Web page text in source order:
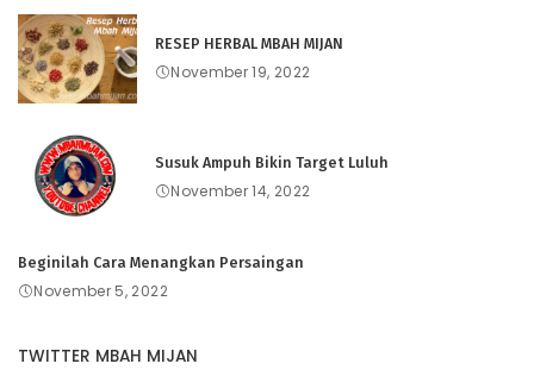
RESEP HERBAL MBAH MIJAN
November 19, 2022
Susuk Ampuh Bikin Target Luluh
November 14, 2022
Beginilah Cara Menangkan Persaingan
November 5, 2022
TWITTER MBAH MIJAN